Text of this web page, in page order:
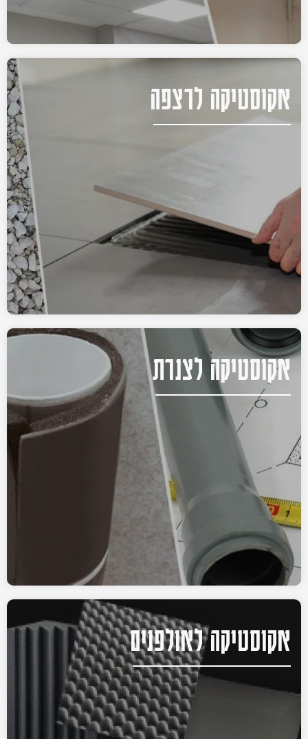
אקוסטיקה לרצפה
אקוסטיקה לצנרת
אקוסטיקה לאולפנים